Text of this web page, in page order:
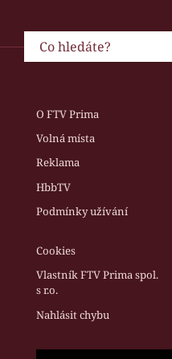
O FTV Prima
Volná místa
Reklama
HbbTV
Podmínky užívání
Cookies
Vlastník FTV Prima spol.
s r.o.
Nahlásit chybu